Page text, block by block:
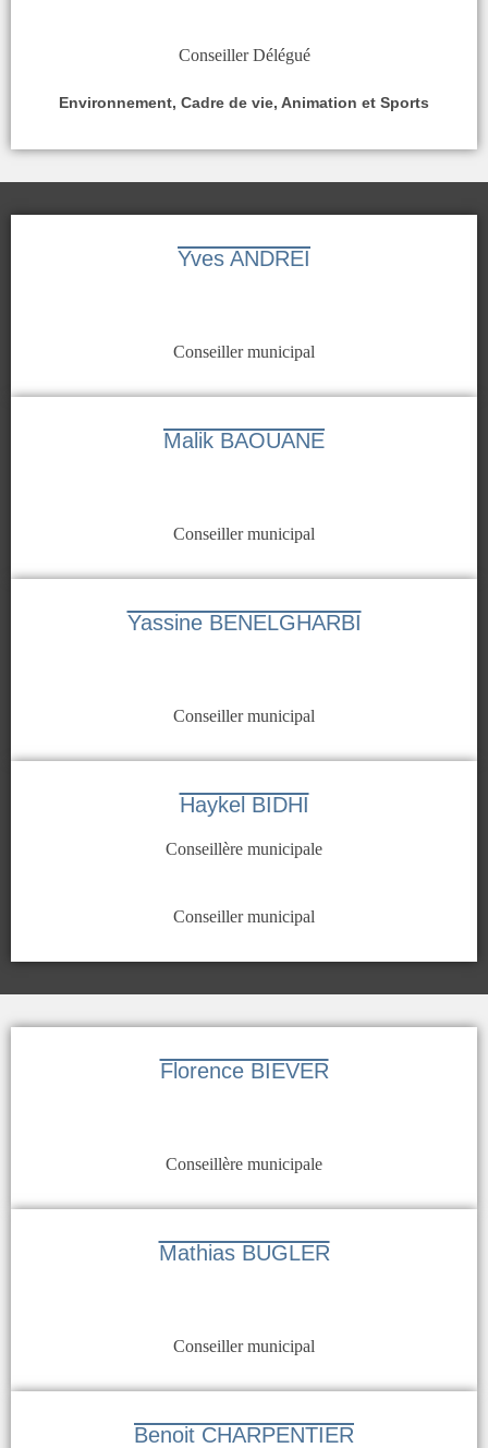
Conseiller Délégué
Environnement, Cadre de vie, Animation et Sports
Yves ANDREI
Conseiller municipal
Malik BAOUANE
Conseiller municipal
Yassine BENELGHARBI
Conseiller municipal
Haykel BIDHI
Conseillère municipale
Conseiller municipal
Florence BIEVER
Conseillère municipale
Mathias BUGLER
Conseiller municipal
Benoit CHARPENTIER